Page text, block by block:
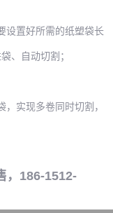
设置好所需的纸塑袋长
、自动切割；
实现多卷同时切割，
，186-1512-